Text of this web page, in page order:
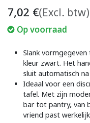
7,02 €(Excl. btw)
Op voorraad
Slank
kleur zwart. Het
sluit automatisch
Ideaal voor een
tafel. Met zijn
bar tot pantry, van
vriend past